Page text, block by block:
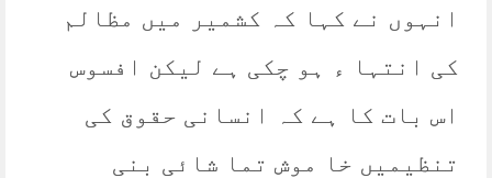
انہوں نے کہا کہ کشمیر میں مظالم
کی انتہا ء ہو چکی ہے لیکن افسوس
اس بات کا ہے کہ انسانی حقوق کی
تنظیمیں خا موش تما شائی بنی